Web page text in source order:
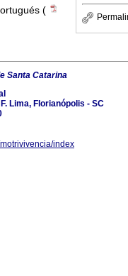
(
Santa Catarina
Lima, Florianópolis - SC
index